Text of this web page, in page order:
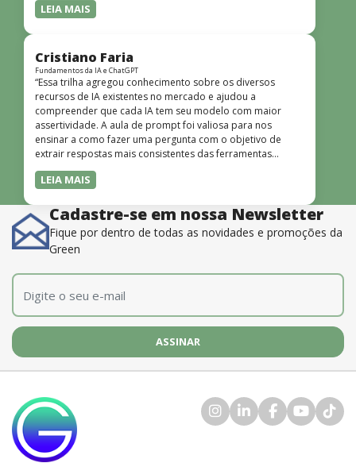
LEIA MAIS
Cristiano Faria
Fundamentos da IA e ChatGPT
“Essa trilha agregou conhecimento sobre os diversos
recursos de IA existentes no mercado e ajudou a
compreender que cada IA tem seu modelo com maior
assertividade. A aula de prompt foi valiosa para nos
ensinar a como fazer uma pergunta com o objetivo de
extrair respostas mais consistentes das ferramentas
disponíveis. O instrutor também é muito bom, além de
dominar o conteúdo, possui uma didática que incentiva o
LEIA MAIS
Cadastre-se em nossa Newsletter
Fique por dentro de todas as novidades e promoções da
Green
E-mail